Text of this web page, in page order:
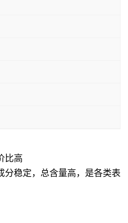
比高
分稳定，总含量高，是各类表